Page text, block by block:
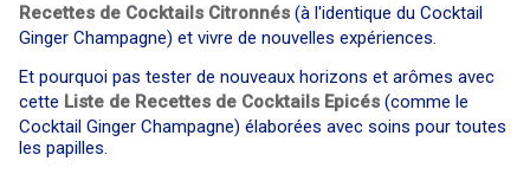
Recettes de Cocktails Citronnés (à l'identique du Cocktail
Ginger Champagne) et vivre de nouvelles expériences.
Et pourquoi pas tester de nouveaux horizons et arômes avec
cette Liste de Recettes de Cocktails Epicés (comme le
Cocktail Ginger Champagne) élaborées avec soins pour toutes
les papilles.